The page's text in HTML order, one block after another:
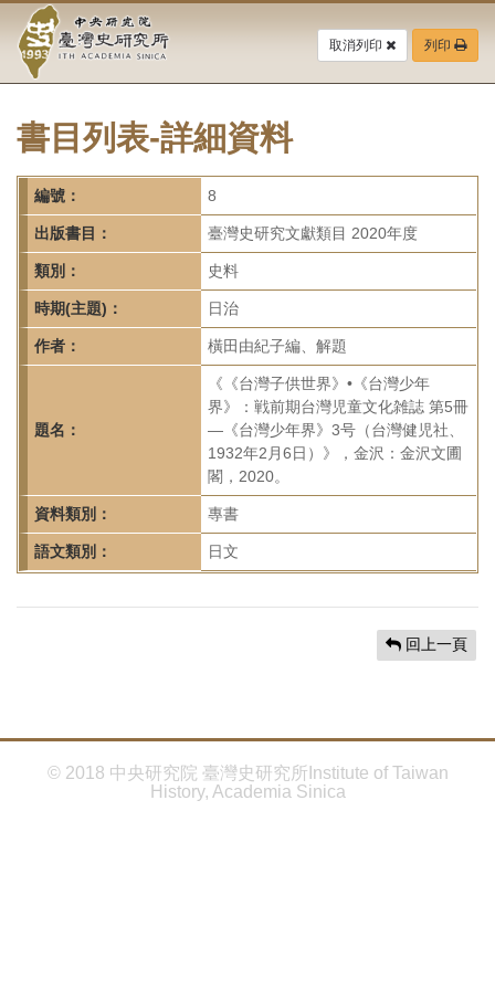
要
中
央
研
究
院-
臺
灣
史
研
究
首
頁
取消列印 列印
書目列表-詳細資料
編號： 8
出版書目： 臺灣史研究文獻類目 2020年度
類別： 史料
時期(主題)： 日治
作者： 橫田由紀子編、解題
題名：
《《台灣子供世界》•《台灣少年
界》：戦前期台灣児童文化雑誌 第5冊
—《台灣少年界》3号（台灣健児社、
1932年2月6日）》，金沢：金沢文圃
閣，2020。
資料類別： 專書
語文類別： 日文
回上一頁
© 2018 中央研究院 臺灣史研究所Institute of Taiwan
History, Academia Sinica